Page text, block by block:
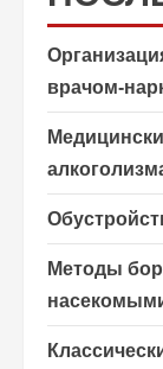
врачом-
Методы